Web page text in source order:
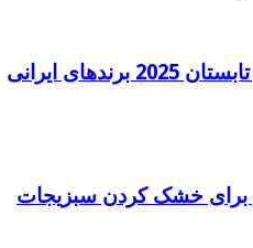
ایرانی
برای خشک کردن سبزیجات